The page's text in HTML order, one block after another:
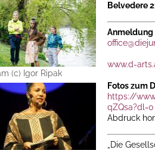
(c) Igor Ripak
Belvedere
www.d-
Fotos zum
https://
qZQsa?dl=0
Abdruck
„Die